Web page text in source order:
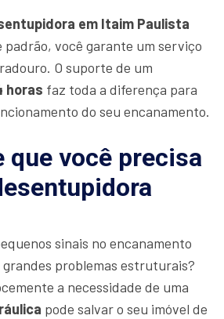
em Itaim Paulista
padrão, você garante um serviço
O suporte de um
horas faz toda a diferença para
do seu encanamento.
que você precisa
sinais no encanamento
problemas estruturais?
a necessidade de uma
pode salvar o seu imóvel de